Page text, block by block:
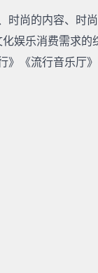
时尚的内容、时
娱乐消费需求
》《流行音乐厅